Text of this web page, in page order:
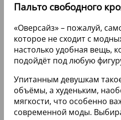
Пальто свободного
«Оверсайз» – пожалуй,
которое не сходит с
настолько удобная вещь,
подойдёт под любую
Упитанным девушкам
объёмы, а худеньким,
мягкости, что особенно
современной моды.